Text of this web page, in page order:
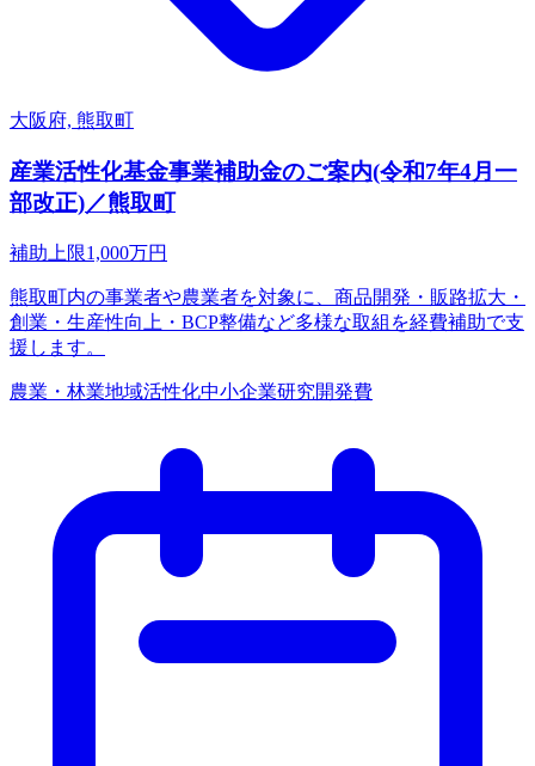
大阪府, 熊取町
産業活性化基金事業補助金のご案内(令和7年4月一
部改正)／熊取町
補助上限1,000万円
熊取町内の事業者や農業者を対象に、商品開発・販路拡大・
創業・生産性向上・BCP整備など多様な取組を経費補助で支
援します。
農業・林業地域活性化中小企業研究開発費